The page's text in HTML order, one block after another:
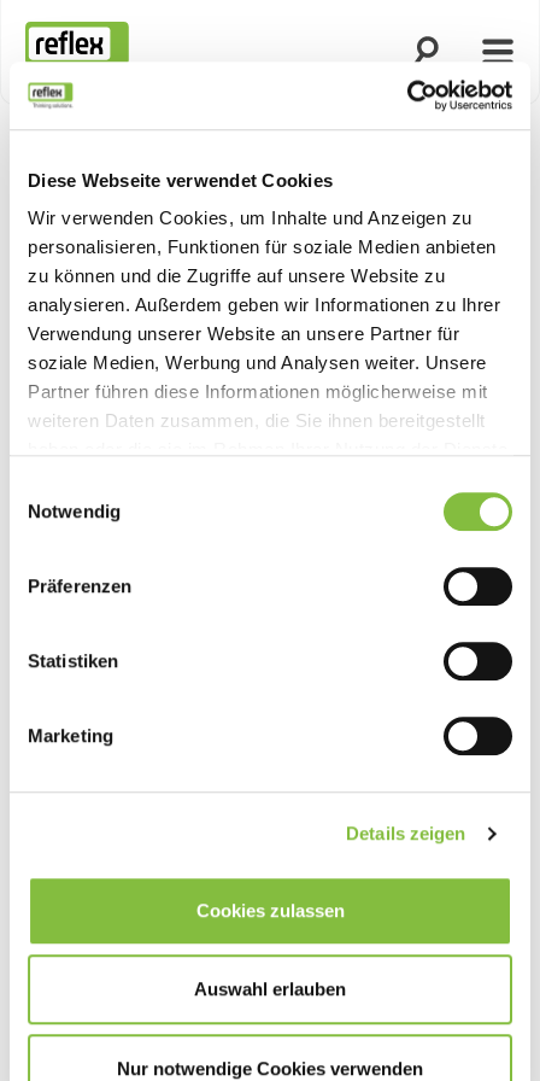
Diese Webseite verwendet Cookies
Wir verwenden Cookies, um Inhalte und Anzeigen zu
personalisieren, Funktionen für soziale Medien anbieten
zu können und die Zugriffe auf unsere Website zu
analysieren. Außerdem geben wir Informationen zu Ihrer
Verwendung unserer Website an unsere Partner für
soziale Medien, Werbung und Analysen weiter. Unsere
Partner führen diese Informationen möglicherweise mit
weiteren Daten zusammen, die Sie ihnen bereitgestellt
Notwendig
Präferenzen
Statistiken
Marketing
Details zeigen
Cookies zulassen
Auswahl erlauben
Nur notwendige Cookies verwenden
Startseite
Suche öffnen